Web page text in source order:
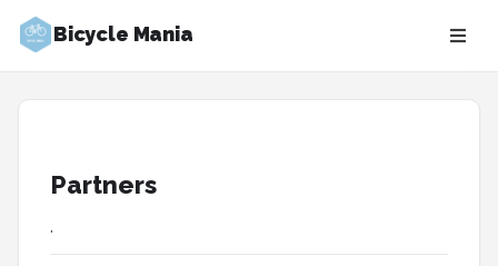
Bicycle Mania
Zoeken
Partners
.